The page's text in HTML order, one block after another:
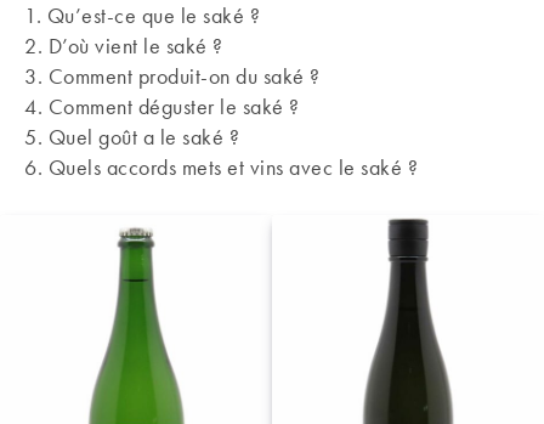
1. Qu’est-ce que le saké ?
2. D’où vient le saké ?
3. Comment produit-on du saké ?
4. Comment déguster le saké ?
5. Quel goût a le saké ?
6. Quels accords mets et vins avec le saké ?